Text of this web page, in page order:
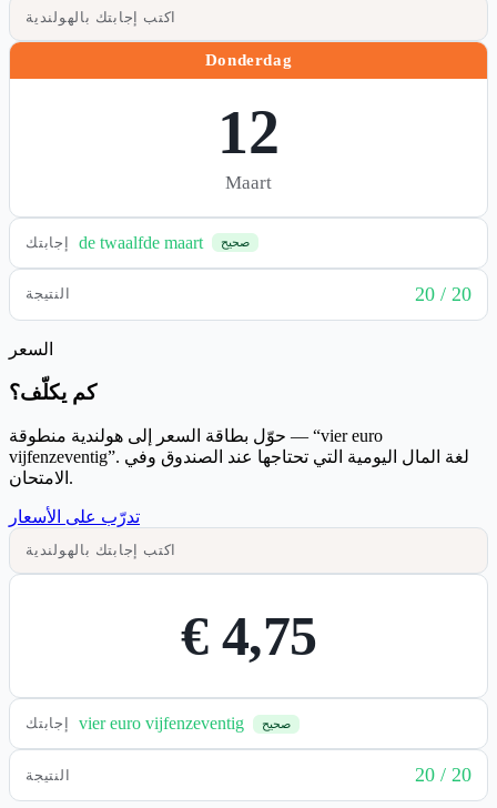
اكتب إجابتك بالهولندية
Donderdag
12
Maart
إجابتك de twaalfde maart صحيح
النتيجة 20 / 20
السعر
كم يكلّف؟
حوّل بطاقة السعر إلى هولندية منطوقة — “vier euro
vijfenzeventig”. لغة المال اليومية التي تحتاجها عند الصندوق وفي
الامتحان.
تدرّب على الأسعار
اكتب إجابتك بالهولندية
€ 4,75
إجابتك vier euro vijfenzeventig صحيح
النتيجة 20 / 20